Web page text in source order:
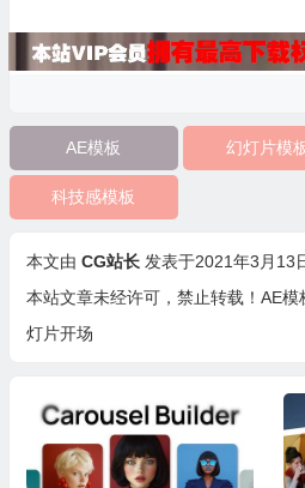
AE模板 幻灯片模
科技感模板
本文由 CG站长 发表于2021年3月13
本站文章未经许可，禁止转载！ AE模
灯片开场